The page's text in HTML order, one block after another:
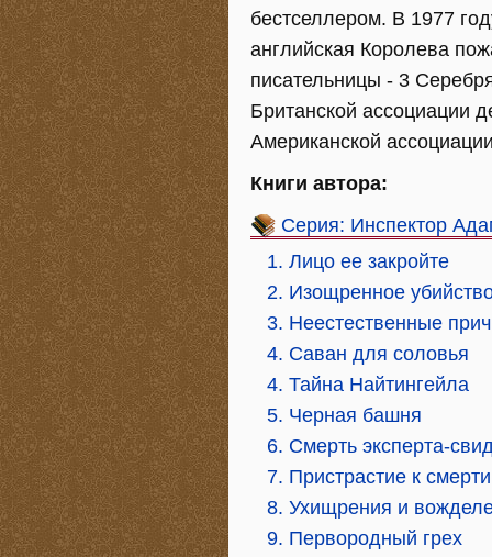
бестселлером. В 1977
английская Королева
писательницы - 3
Британской ассоциации
Американской
Книги автора:
Серия: Инспектор
1. Лицо ее закройте
2. Изощренное
3. Неестественные
4. Саван для соловья
4. Тайна Найтингейла
5. Черная башня
6. Смерть эксперта-
7. Пристрастие к смерти
8. Ухищрения и
9. Первородный грех